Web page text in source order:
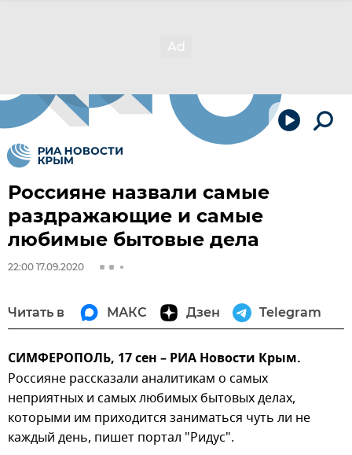
Россияне назвали самые
раздражающие и самые
любимые бытовые дела
22:00 17.09.2020
Читать в МАКС Дзен Telegram
СИМФЕРОПОЛЬ, 17 сен – РИА Новости Крым.
Россияне рассказали аналитикам о самых
неприятных и самых любимых бытовых делах,
которыми им приходится заниматься чуть ли не
каждый день, пишет портал "Ридус".